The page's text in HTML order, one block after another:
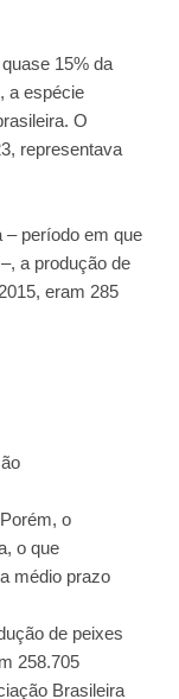
15% da
a espécie
O
representava
– período em que
a produção de
eram 285
o
o que
médio prazo
de peixes
258.705
Brasileira